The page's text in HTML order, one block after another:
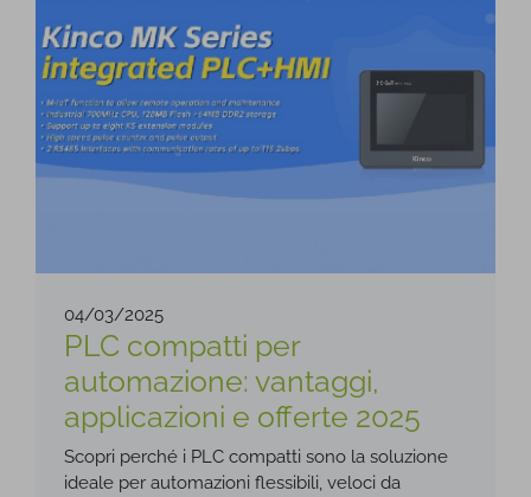
04/03/2025
PLC compatti per
automazione: vantaggi,
applicazioni e offerte 2025
Scopri perché i PLC compatti sono la soluzione
ideale per automazioni flessibili, veloci da